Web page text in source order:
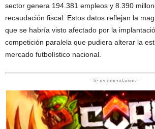
sector genera 194.381 empleos y 8.390
recaudación fiscal. Estos datos reflejan la
que se habría visto afectado por la
competición paralela que pudiera alterar la
mercado futbolístico nacional.
- Te recomendamos -